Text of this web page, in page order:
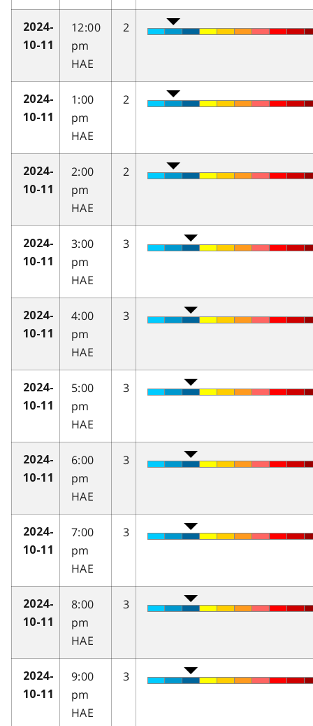
2024-
10-11
12:00
pm
HAE
2
2024-
10-11
1:00
pm
HAE
2
2024-
10-11
2:00
pm
HAE
2
2024-
10-11
3:00
pm
HAE
3
2024-
10-11
4:00
pm
HAE
3
2024-
10-11
5:00
pm
HAE
3
2024-
10-11
6:00
pm
HAE
3
2024-
10-11
7:00
pm
HAE
3
2024-
10-11
8:00
pm
HAE
3
2024-
10-11
9:00
pm
HAE
3